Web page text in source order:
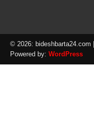
© 2026: bideshbarta24.com
Powered by: WordPress